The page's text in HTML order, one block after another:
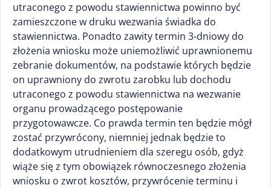
utraconego z powodu stawiennictwa powinno być
zamieszczone w druku wezwania świadka do
stawiennictwa. Ponadto zawity termin 3-dniowy do
złożenia wniosku może uniemożliwić uprawnionemu
zebranie dokumentów, na podstawie których będzie
on uprawniony do zwrotu zarobku lub dochodu
utraconego z powodu stawiennictwa na wezwanie
organu prowadzącego postępowanie
przygotowawcze. Co prawda termin ten będzie mógł
zostać przywrócony, niemniej jednak będzie to
dodatkowym utrudnieniem dla szeregu osób, gdyż
wiąże się z tym obowiązek równoczesnego złożenia
wniosku o zwrot kosztów, przywrócenie terminu i